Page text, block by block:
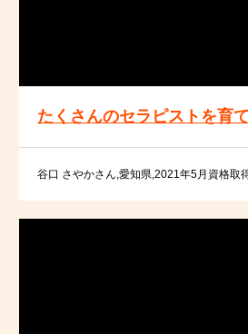
たくさんのセラピストを育
谷口 さやかさん,愛知県,2021年5月資格取